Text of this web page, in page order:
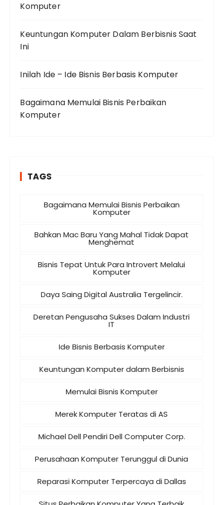
Komputer
Keuntungan Komputer Dalam Berbisnis Saat
Ini
Inilah Ide – Ide Bisnis Berbasis Komputer
Bagaimana Memulai Bisnis Perbaikan
Komputer
TAGS
Bagaimana Memulai Bisnis Perbaikan
Komputer
Bahkan Mac Baru Yang Mahal Tidak Dapat
Menghemat
Bisnis Tepat Untuk Para Introvert Melalui
Komputer
Daya Saing Digital Australia Tergelincir.
Deretan Pengusaha Sukses Dalam Industri
IT
Ide Bisnis Berbasis Komputer
Keuntungan Komputer dalam Berbisnis
Memulai Bisnis Komputer
Merek Komputer Teratas di AS
Michael Dell Pendiri Dell Computer Corp.
Perusahaan Komputer Terunggul di Dunia
Reparasi Komputer Terpercaya di Dallas